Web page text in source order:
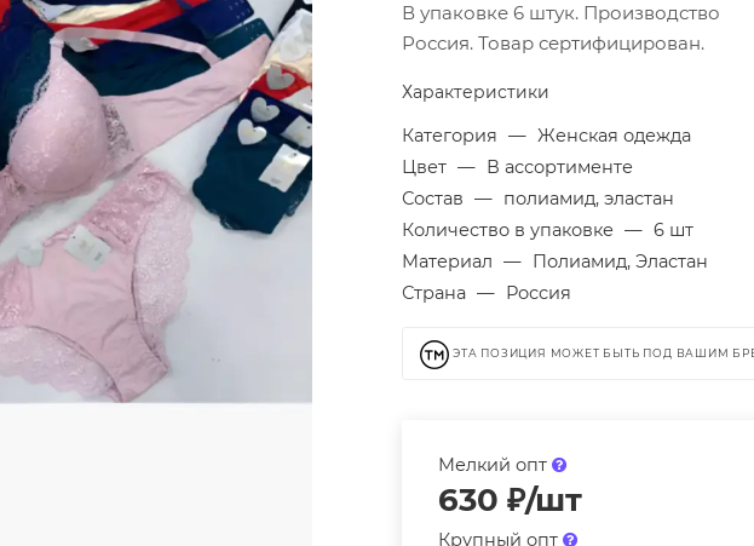
В упаковке 6 штук. Производство
Россия. Товар сертифицирован.
Характеристики
Категория — Женская одежда
Цвет — В ассортименте
Состав — полиамид, эластан
Количество в упаковке — 6 шт
Материал — Полиамид, Эластан
Страна — Россия
ЭТА ПОЗИЦИЯ МОЖЕТ БЫТЬ ПОД ВАШИМ
Мелкий опт
630 ₽/шт
Крупный опт